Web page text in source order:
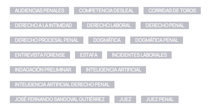
AUDIENCIAS PENALES COMPETENCIA DESLEAL CORRIDAS DE TOROS
DERECHO A LA INTIMIDAD DERECHO LABORAL DERECHO PENAL
DERECHO PROCESAL PENAL DOGMÁTICA DOGMÁTICA PENAL
ENTREVISTA FORENSE ESTAFA INCIDENTES LABORALES
INDAGACIÓN PRELIMINAR INTELIGENCIA ARTIFICIAL
INTELIGENCIA ARTIFICIAL DERECHO PENAL
JOSÉ FERNANDO SANDOVAL GUTIÉRREZ JUEZ JUEZ PENAL